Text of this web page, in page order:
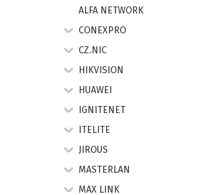
ALFA NETWORK
CONEXPRO
CZ.NIC
HIKVISION
HUAWEI
IGNITENET
ITELITE
JIROUS
MASTERLAN
MAX LINK